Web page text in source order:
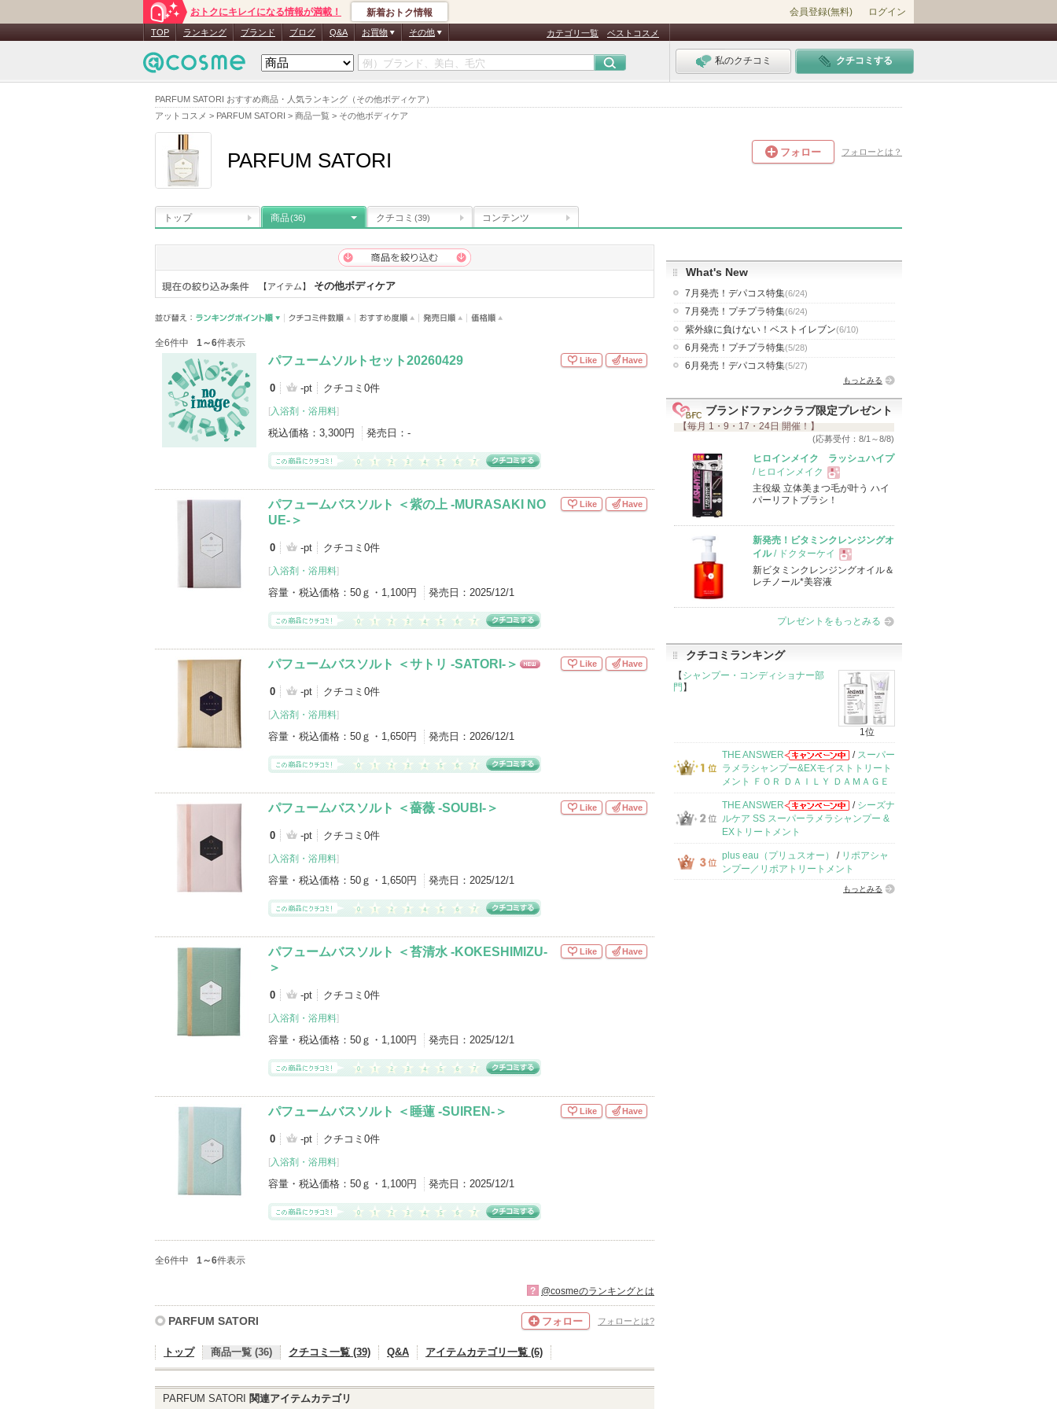
PARFUM SATORI おすすめ商品・人気ランキング（その他ボディケア）
アットコスメ > PARFUM SATORI > 商品一覧 > その他ボディケア
おトクにキレイになる情報が満載！ 新着おトク情報 会員登録(無料) ログイン
TOP ランキング ブランド ブログ Q&A お買物 その他 カテゴリ一覧 ベストコスメ
私のクチコミ クチコミする
PARFUM SATORI フォロー フォローとは？
トップ 商品(36) クチコミ (39) コンテンツ
【アイテム】 その他ボディケア
全6件中 1～6件表示
パフュームソルトセット20260429
0 -pt クチコミ0件
[入浴剤・浴用料]
税込価格： 3,300円 発売日： -
Like Have
パフュームバスソルト ＜紫の上 -MURASAKI NO
UE-＞
0 -pt クチコミ0件
[入浴剤・浴用料]
容量・税込価格： 50ｇ・1,100円 発売日： 2025/12/1
Like Have
パフュームバスソルト ＜サトリ -SATORI-＞
0 -pt クチコミ0件
[入浴剤・浴用料]
容量・税込価格： 50ｇ・1,650円 発売日： 2026/12/1
Like Have
パフュームバスソルト ＜薔薇 -SOUBI-＞
0 -pt クチコミ0件
[入浴剤・浴用料]
容量・税込価格： 50ｇ・1,650円 発売日： 2025/12/1
Like Have
パフュームバスソルト ＜苔清水 -KOKESHIMIZU-
＞
0 -pt クチコミ0件
[入浴剤・浴用料]
容量・税込価格： 50ｇ・1,100円 発売日： 2025/12/1
Like Have
パフュームバスソルト ＜睡蓮 -SUIREN-＞
0 -pt クチコミ0件
[入浴剤・浴用料]
容量・税込価格： 50ｇ・1,100円 発売日： 2025/12/1
Like Have
全6件中 1～6件表示
? @cosmeのランキングとは
PARFUM SATORI フォロー フォローとは?
トップ 商品一覧 (36) クチコミ一覧 (39) Q&A アイテムカテゴリ一覧 (6)
PARFUM SATORI 関連アイテムカテゴリ
What's New
7月発売！デパコス特集(6/24)
7月発売！プチプラ特集(6/24)
紫外線に負けない！ベストイレブン(6/10)
6月発売！プチプラ特集(5/28)
6月発売！デパコス特集(5/27)
もっとみる
ブランドファンクラブ限定プレゼント
【毎月 1・9・17・24日 開催！】
(応募受付：8/1～8/8)
ヒロインメイク ラッシュハイプ
/ ヒロインメイク
現
品
主役級 立体美まつ毛が叶う ハイ
パーリフトブラシ！
新発売！ビタミンクレンジングオ
イル/ ドクターケイ
現
新ビタミンクレンジングオイル＆
レチノール*美容液
プレゼントをもっとみる
クチコミランキング
【 シャンプー・コンディショナー部
門 】
1位
THE ANSWER / スーパー
ラメラシャンプー&EXモイストトリート
メント ＦＯＲ ＤＡＩＬＹ ＤＡＭＡＧＥ
THE ANSWER / シーズナ
ルケア SS スーパーラメラシャンプー &
EXトリートメント
plus eau（プリュスオー） / リポアシャ
ンプー／リポアトリートメント
もっとみる